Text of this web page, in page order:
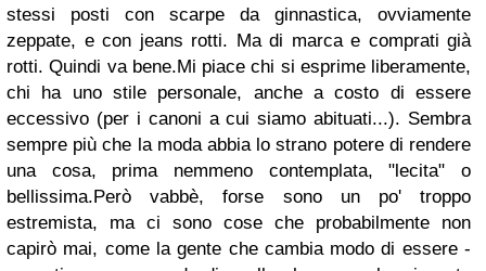
stessi posti con scarpe da ginnastica, ovviamente
zeppate, e con jeans rotti. Ma di marca e comprati già
rotti. Quindi va bene.Mi piace chi si esprime liberamente,
chi ha uno stile personale, anche a costo di essere
eccessivo (per i canoni a cui siamo abituati...). Sembra
sempre più che la moda abbia lo strano potere di rendere
una cosa, prima nemmeno contemplata, "lecita" o
bellissima.Però vabbè, forse sono un po' troppo
estremista, ma ci sono cose che probabilmente non
capirò mai, come la gente che cambia modo di essere -